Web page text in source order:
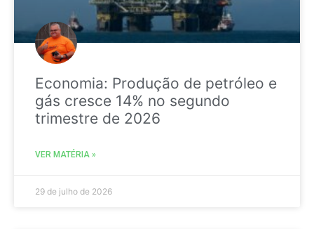
Economia: Produção de petróleo e
gás cresce 14% no segundo
trimestre de 2026
VER MATÉRIA »
29 de julho de 2026